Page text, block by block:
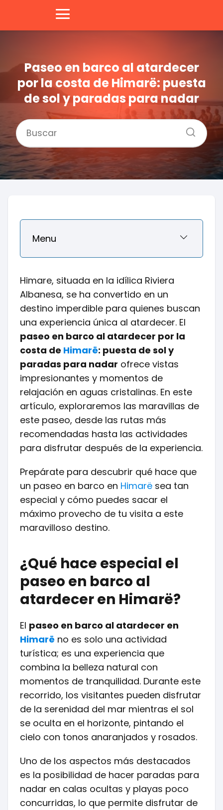
Paseo en barco al atardecer
por la costa de Himarë: puesta
de sol y paradas para nadar
Menu
Himare, situada en la idílica Riviera
Albanesa, se ha convertido en un
destino imperdible para quienes buscan
una experiencia única al atardecer. El
paseo en barco al atardecer por la
costa de Himarë: puesta de sol y
paradas para nadar ofrece vistas
impresionantes y momentos de
relajación en aguas cristalinas. En este
artículo, exploraremos las maravillas de
este paseo, desde las rutas más
recomendadas hasta las actividades
para disfrutar después de la experiencia.
Prepárate para descubrir qué hace que
un paseo en barco en Himarë sea tan
especial y cómo puedes sacar el
máximo provecho de tu visita a este
maravilloso destino.
¿Qué hace especial el
paseo en barco al
atardecer en Himarë?
El paseo en barco al atardecer en
Himarë no es solo una actividad
turística; es una experiencia que
combina la belleza natural con
momentos de tranquilidad. Durante este
recorrido, los visitantes pueden disfrutar
de la serenidad del mar mientras el sol
se oculta en el horizonte, pintando el
cielo con tonos anaranjados y rosados.
Uno de los aspectos más destacados
es la posibilidad de hacer paradas para
nadar en calas ocultas y playas poco
concurridas, lo que permite disfrutar de